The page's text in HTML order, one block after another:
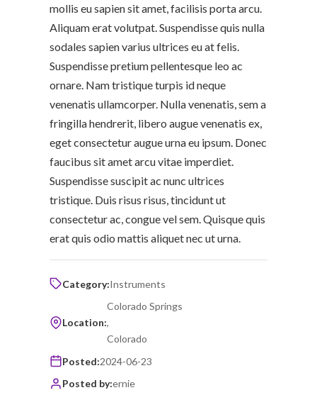
mollis eu sapien sit amet, facilisis porta arcu.
Aliquam erat volutpat. Suspendisse quis nulla
sodales sapien varius ultrices eu at felis.
Suspendisse pretium pellentesque leo ac
ornare. Nam tristique turpis id neque
venenatis ullamcorper. Nulla venenatis, sem a
fringilla hendrerit, libero augue venenatis ex,
eget consectetur augue urna eu ipsum. Donec
faucibus sit amet arcu vitae imperdiet.
Suspendisse suscipit ac nunc ultrices
tristique. Duis risus risus, tincidunt ut
consectetur ac, congue vel sem. Quisque quis
erat quis odio mattis aliquet nec ut urna.
Category:Instruments
Location:
Colorado Springs
,
Colorado
Posted:2024-06-23
Posted by:ernie